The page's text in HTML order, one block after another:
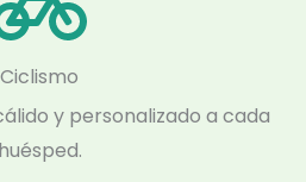
Ciclismo
y personalizado a cada
huésped.